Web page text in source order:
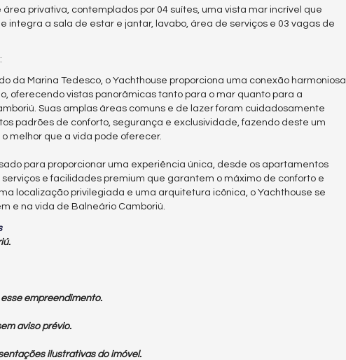
privativa, contemplados por 04 suítes, uma vista mar incrível que
integra a sala de estar e jantar, lavabo, área de serviços e 03 vagas de
da Marina Tedesco, o Yachthouse proporciona uma conexão harmoniosa
oferecendo vistas panorâmicas tanto para o mar quanto para a
Suas amplas áreas comuns e de lazer foram cuidadosamente
padrões de conforto, segurança e exclusividade, fazendo deste um
melhor que a vida pode oferecer.
para proporcionar uma experiência única, desde os apartamentos
e facilidades premium que garantem o máximo de conforto e
localização privilegiada e uma arquitetura icônica, o Yachthouse se
e na vida de Balneário Camboriú.
empreendimento.
aviso prévio.
ilustrativas do imóvel.